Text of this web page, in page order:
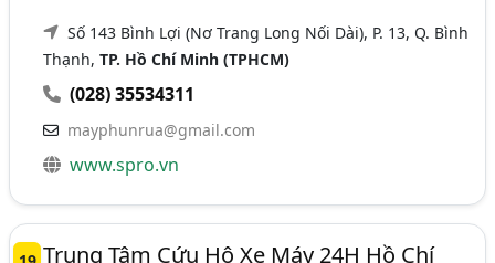
Số 143 Bình Lợi (Nơ Trang Long Nối Dài), P. 13, Q. Bình
Thạnh,TP. Hồ Chí Minh (TPHCM)
(028) 35534311
mayphunrua@gmail.com
www.spro.vn
Trung Tâm Cứu Hộ Xe Máy 24H Hồ Chí